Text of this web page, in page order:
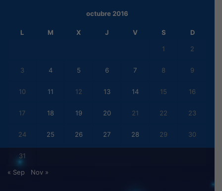
octubre 2016
L M X J V S D
1 2
3 4 5 6 7 8 9
10 11 12 13 14 15 16
17 18 19 20 21 22 23
24 25 26 27 28 29 30
31
« Sep Nov »